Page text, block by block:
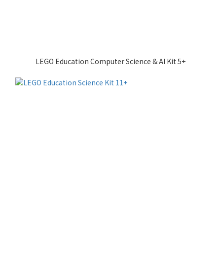
LEGO Education Computer Science & AI Kit 5+